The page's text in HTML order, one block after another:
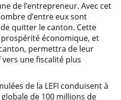
de l’entrepreneur. Avec cet
d’entre eux sont
quitter le canton. Cette
économique, et
permettra de leur
une fiscalité plus
de la LEFI conduisent à
de 100 millions de